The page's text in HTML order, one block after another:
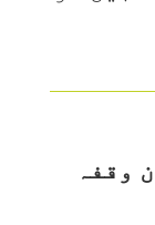
وقفہ